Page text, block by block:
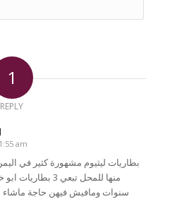
1
REPLY
am
بطاريات ليثيوم مشهورة كثير في
سنوات ومافيش فيهن حاجة ماشاء